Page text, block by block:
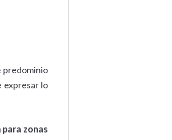
predominio
expresar lo
zonas